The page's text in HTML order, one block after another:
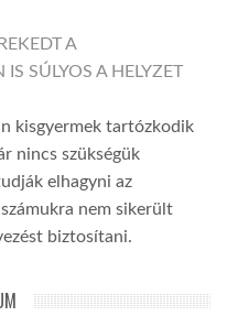
A
SÚLYOS A HELYZET
kisgyermek tartózkodik
nincs szükségük
elhagyni az
nem sikerült
biztosítani.